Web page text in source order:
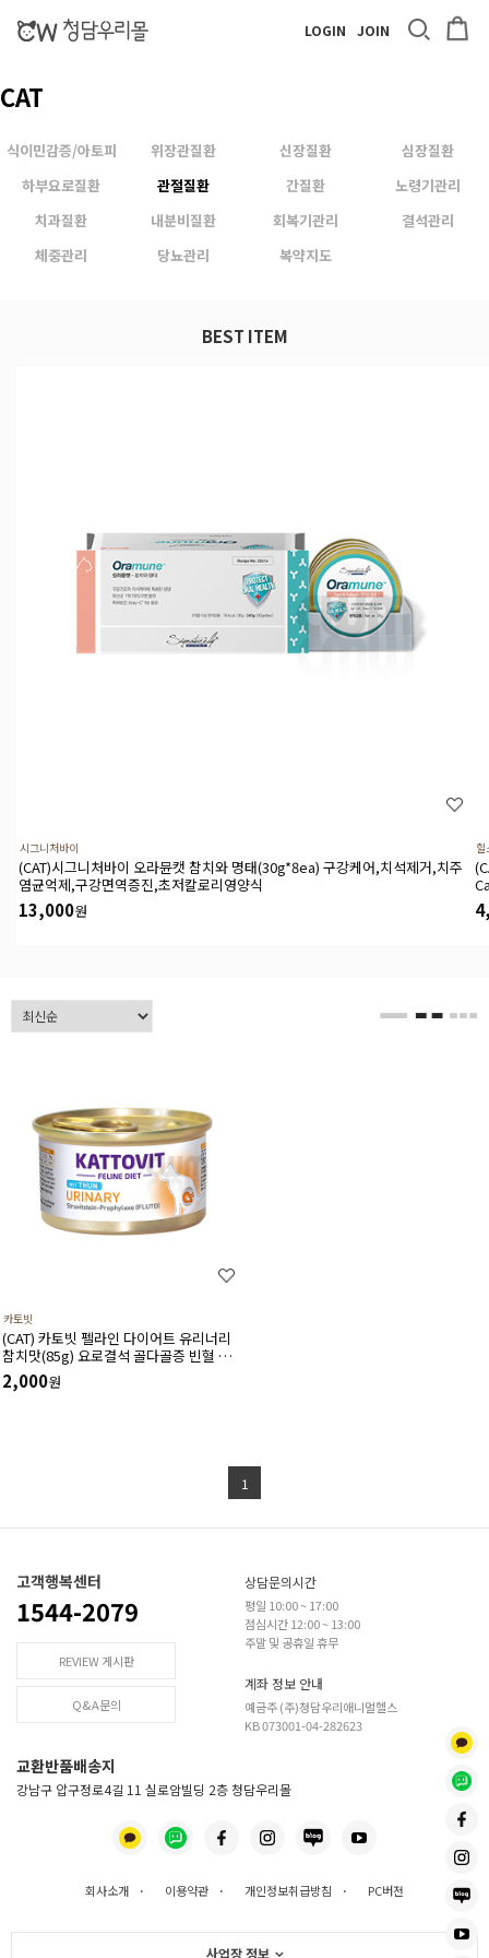
LOGIN JOIN
CAT
식이민감증/아토피 위장관질환 신장질환
심장질환
하부요로질환
관절질환 간질환
노령기관리
치과질환
내분비질환 회복기관리
결석관리
체중관리
당뇨관리 복약지도
BEST ITEM
시그니처바이
(CAT)시그니처바이 오라뮨캣 참치와 명태(30g*8ea) 구강케어,치석제거,치주
염균억제,구강면역증진,초저칼로리영양식
13,000원
힐
카토빗
(CAT) 카토빗 펠라인 다이어트 유리너리
참치맛(85g) 요로결석 골다골증 빈혈 신
장질환 예방 및 개선 할인제외상품
2,000원
1
고객행복센터
1544-2079
REVIEW 게시판
Q&A문의
상담문의시간
평일 10:00 ~ 17:00
점심시간 12:00 ~ 13:00
주말 및 공휴일 휴무
계좌 정보 안내
예금주 (주)청담우리애니멀헬스
KB 073001-04-282623
교환반품배송지
강남구 압구정로4길 11 실로암빌딩 2층 청담우리몰
회사소개 · 이용약관 · 개인정보취급방침 · PC버전
사업장 정보